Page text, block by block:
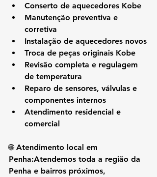
Conserto de aquecedores Kobe
Manutenção preventiva e
corretiva
Instalação de aquecedores novos
Troca de peças originais Kobe
Revisão completa e regulagem
de temperatura
Reparo de sensores, válvulas e
componentes internos
Atendimento residencial e
comercial
🌐 Atendimento local em
Penha:Atendemos toda a região da
Penha e bairros próximos,